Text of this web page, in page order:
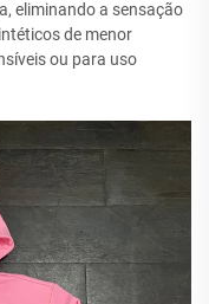
eliminando a sensação
de menor
ou para uso